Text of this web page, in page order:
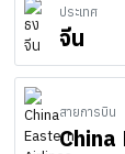
ประเทศ
จีน
สายการบิน